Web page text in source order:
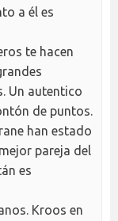
a él es
te hacen
Un autentico
de puntos.
han estado
pareja del
es
Kroos en